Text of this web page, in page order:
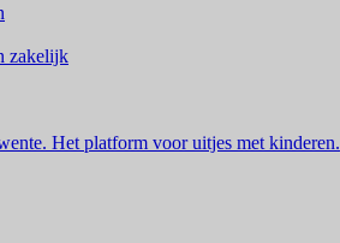
zakelijk
Het platform voor uitjes met kinderen.